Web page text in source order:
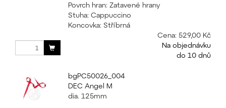
Povrch hran: Zatavené hrany
Stuha: Cappuccino
Koncovka: Stříbrná
Cena: 529,00 Kč
Na objednávku
do 10 dnů
bgPC50026_004
DEC Angel M
dia. 125mm